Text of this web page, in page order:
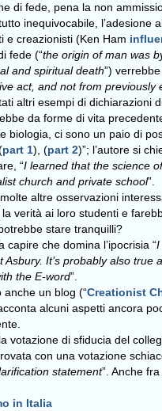
di fede, pena la non
inequivocabile, l’adesione
e creazionisti (Ken Ham
fede (“the origin of man was
and spiritual death”)
act, and not from previously
altri esempi di dichiarazioni
da forme di vita
biologia, ci sono un paio di
part 1), (part 2)”; l’autore si
“I learned that the science
church and private school”.
altre osservazioni
verità ai loro studenti e
stare tranquilli?
capire che domina l’ipocrisia “I
Asbury. It’s probably also
the E-word”.
anche un blog (“Creationist
alcuni aspetti ancora
votazione di sfiducia del
con una votazione
statement”. Anche
in Italia